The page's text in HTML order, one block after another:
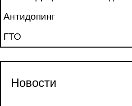
Антидопинг
ГТО
Новости